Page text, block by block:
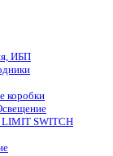
ИБП
коробки
LIMIT SWITCH